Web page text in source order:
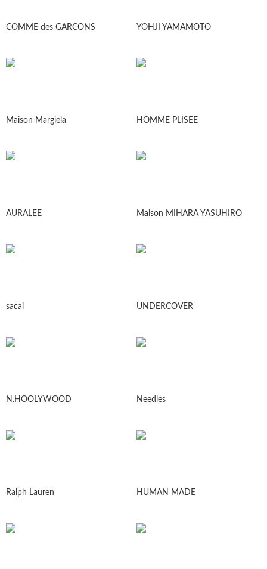
COMME des GARCONS YOHJI YAMAMOTO
Maison Margiela HOMME PLISEE
AURALEE Maison MIHARA YASUHIRO
sacai UNDERCOVER
N.HOOLYWOOD Needles
Ralph Lauren HUMAN MADE